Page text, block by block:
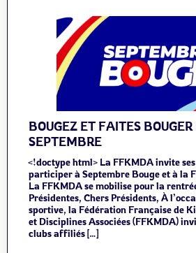
BOUGEZ ET FAITES BOUGER
SEPTEMBRE
<!doctype html> La FFKMDA invite
participer à Septembre Bouge et à la
La FFKMDA se mobilise pour la
Présidentes, Chers Présidents, À
sportive, la Fédération Française de
et Disciplines Associées (FFKMDA)
clubs affiliés […]